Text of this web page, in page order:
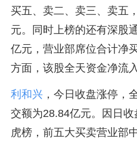
买五、卖二、卖三、卖五
元。同时上榜的还有深股
亿元，营业部席位合计净
方面，该股全天资金净流
利和兴，今日收盘涨停，
交额为28.84亿元。因日
虎榜，前五大买卖营业部